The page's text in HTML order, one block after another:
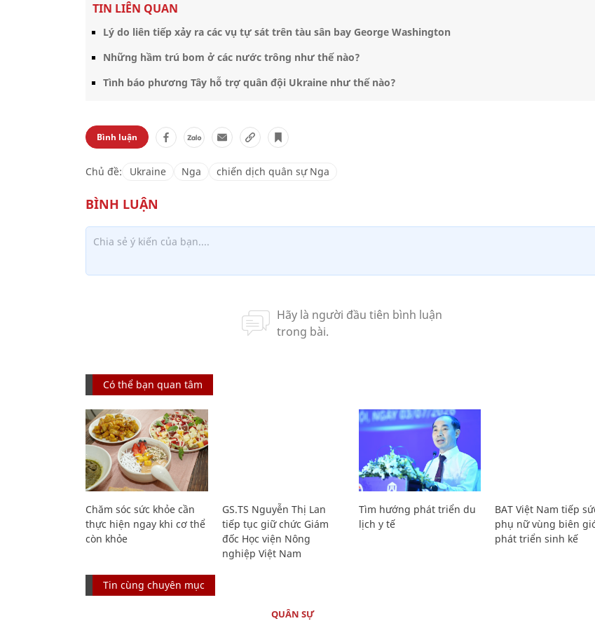
TIN LIÊN QUAN
Lý do liên tiếp xảy ra các vụ tự sát trên tàu sân bay George Washington
Những hầm trú bom ở các nước trông như thế nào?
Tình báo phương Tây hỗ trợ quân đội Ukraine như thế nào?
Bình luận
Chủ đề: Ukraine Nga chiến dịch quân sự Nga
Có thể bạn quan tâm
Chăm sóc sức khỏe cần
thực hiện ngay khi cơ thể
còn khỏe
GS.TS Nguyễn Thị Lan
tiếp tục giữ chức Giám
đốc Học viện Nông
nghiệp Việt Nam
Tìm hướng phát triển du
lịch y tế
BAT Việt Nam tiếp
phụ nữ vùng biên
phát triển sinh kế
Tin cùng chuyên mục
QUÂN SỰ